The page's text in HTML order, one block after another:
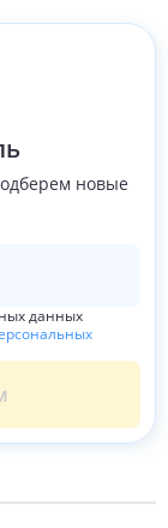
новые
данных